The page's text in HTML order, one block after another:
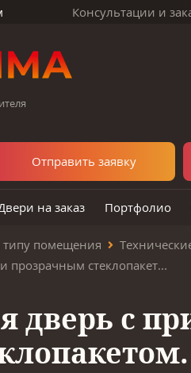
Консультации и
Отправить заявку
на заказ Портфолио
типу помещения
Техническая дверь с приточкой и прозрачным стеклопакетом. ТХ-8/1
дверь с